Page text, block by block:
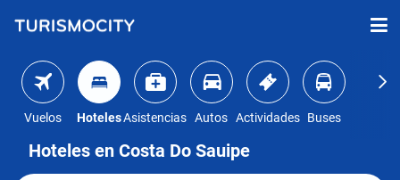
Vuelos HotelesAsistencias Autos Actividades Buses
Hoteles en Costa Do Sauipe